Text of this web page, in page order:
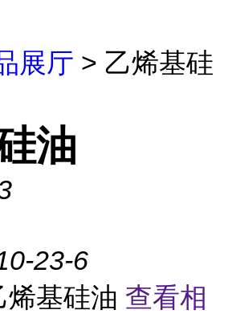
展厅 > 乙烯基硅
油
23-6
烯基硅油 查看相